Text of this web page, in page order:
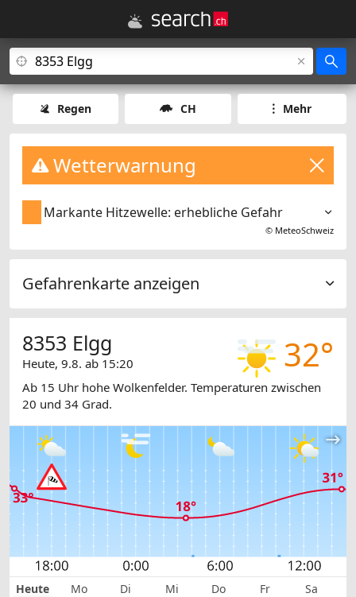
Regen CH Mehr
Wetterwarnung
Markante Hitzewelle: erhebliche Gefahr
© MeteoSchweiz
Gefahrenkarte anzeigen
32°
8353 Elgg
Heute, 9.8. ab 15:20
Ab 15 Uhr hohe Wolkenfelder. Temperaturen zwischen
20 und 34 Grad.
Heute Mo Di Mi Do Fr Sa